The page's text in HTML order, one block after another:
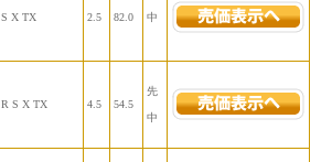
S X TX 2.5 82.0 中
R S X TX 4.5 54.5
先
中